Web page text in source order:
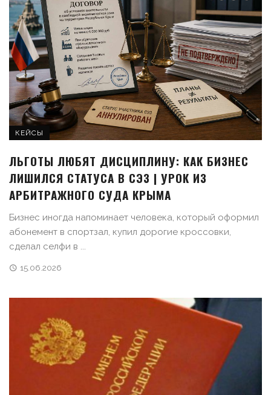
КЕЙСЫ
ЛЬГОТЫ ЛЮБЯТ ДИСЦИПЛИНУ: КАК БИЗНЕС
ЛИШИЛСЯ СТАТУСА В СЭЗ | УРОК ИЗ
АРБИТРАЖНОГО СУДА КРЫМА
Бизнес иногда напоминает человека, который оформил
абонемент в спортзал, купил дорогие кроссовки,
сделал селфи в ...
15.06.2026